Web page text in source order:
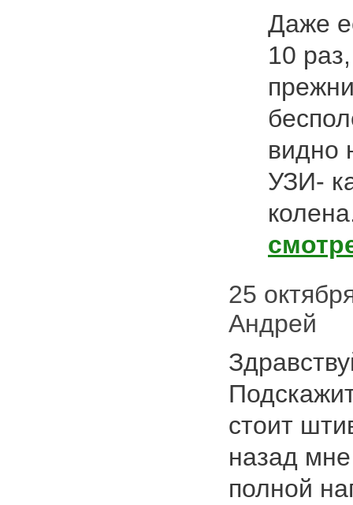
Даже
10
видно
УЗИ-
25
Андрей
стоит
назад
полной